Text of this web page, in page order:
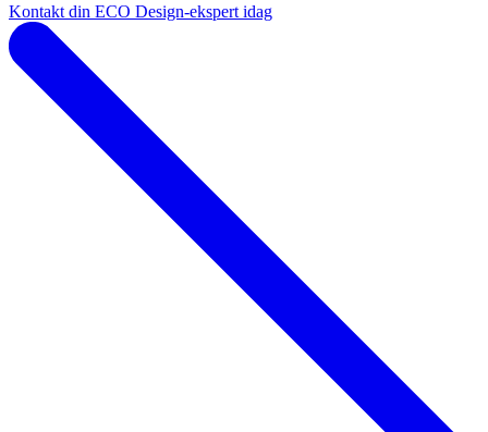
Kontakt din ECO Design-ekspert idag